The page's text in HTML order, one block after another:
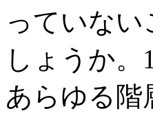
っていな
しょうか
あらゆる階